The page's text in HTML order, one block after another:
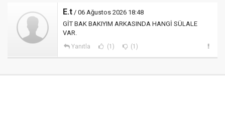
E.t / 06 Ağustos 2026 18:48
GİT BAK BAKIYIM ARKASINDA HANGİ SÜLALE
VAR.
Yanıtla (1) (1)